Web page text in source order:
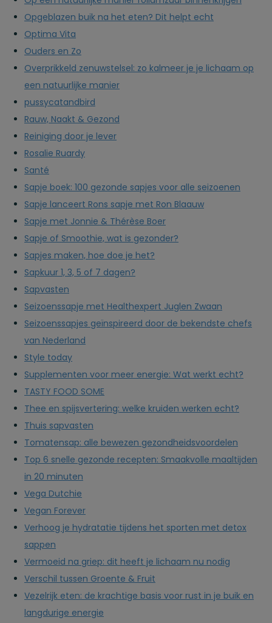
Opgeblazen buik na het eten? Dit helpt echt
Optima Vita
Ouders en Zo
Overprikkeld zenuwstelsel: zo kalmeer je je lichaam op
een natuurlijke manier
pussycatandbird
Rauw, Naakt & Gezond
Reiniging door je lever
Rosalie Ruardy
Santé
Sapje boek: 100 gezonde sapjes voor alle seizoenen
Sapje lanceert Rons sapje met Ron Blaauw
Sapje met Jonnie & Thérèse Boer
Sapje of Smoothie, wat is gezonder?
Sapjes maken, hoe doe je het?
Sapkuur 1, 3, 5 of 7 dagen?
Sapvasten
Seizoenssapje met Healthexpert Juglen Zwaan
Seizoenssapjes geïnspireerd door de bekendste chefs
van Nederland
Style today
Supplementen voor meer energie: Wat werkt echt?
TASTY FOOD SOME
Thee en spijsvertering: welke kruiden werken echt?
Thuis sapvasten
Tomatensap: alle bewezen gezondheidsvoordelen
Top 6 snelle gezonde recepten: Smaakvolle maaltijden
in 20 minuten
Vega Dutchie
Vegan Forever
Verhoog je hydratatie tijdens het sporten met detox
sappen
Vermoeid na griep: dit heeft je lichaam nu nodig
Verschil tussen Groente & Fruit
Vezelrijk eten: de krachtige basis voor rust in je buik en
langdurige energie